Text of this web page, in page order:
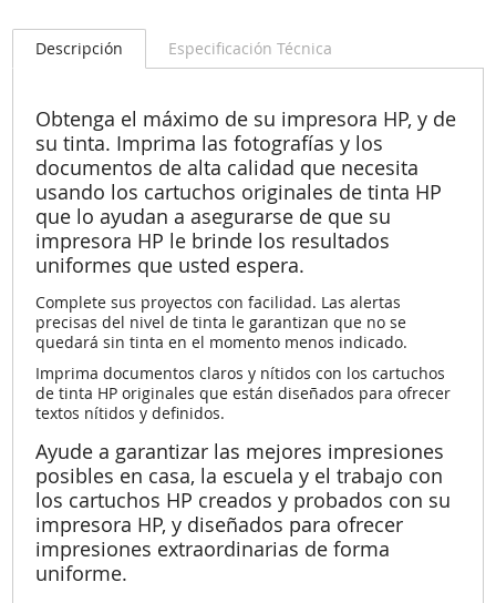
Descripción Especificación Técnica
Obtenga el máximo de su impresora HP, y de
su tinta. Imprima las fotografías y los
documentos de alta calidad que necesita
usando los cartuchos originales de tinta HP
que lo ayudan a asegurarse de que su
impresora HP le brinde los resultados
uniformes que usted espera.
Complete sus proyectos con facilidad. Las alertas
precisas del nivel de tinta le garantizan que no se
quedará sin tinta en el momento menos indicado.
Imprima documentos claros y nítidos con los cartuchos
de tinta HP originales que están diseñados para ofrecer
textos nítidos y definidos.
Ayude a garantizar las mejores impresiones
posibles en casa, la escuela y el trabajo con
los cartuchos HP creados y probados con su
impresora HP, y diseñados para ofrecer
impresiones extraordinarias de forma
uniforme.